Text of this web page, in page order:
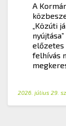
A
„Közúti
előzetes
felhívás
2026. július 29.